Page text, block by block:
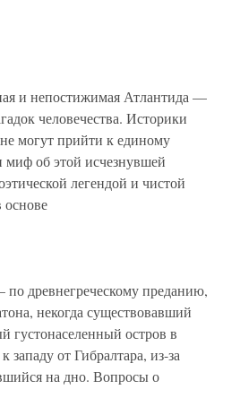
и непостижимая Атлантида —
человечества. Историки
могут прийти к единому
об этой исчезнувшей
легендой и чистой
по древнегреческому преданию,
некогда существовавший
густонаселенный остров в
западу от Гибралтара, из-за
на дно. Вопросы о